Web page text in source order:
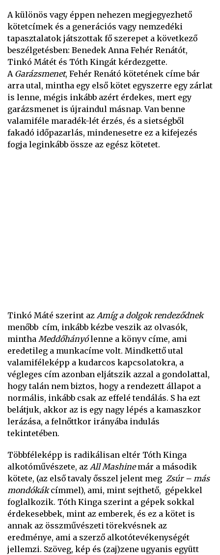
A különös vagy éppen nehezen megjegyezhető
kötetcímek és a generációs vagy nemzedéki
tapasztalatok játszottak fő szerepet a következő
beszélgetésben: Benedek Anna Fehér Renátót,
Tinkó Mátét és Tóth Kingát kérdezgette.
A Garázsmenet, Fehér Renátó kötetének címe bár
arra utal, mintha egy első kötet egyszerre egy zárlat
is lenne, mégis inkább azért érdekes, mert egy
garázsmenet is újraindul másnap. Van benne
valamiféle maradék-lét érzés, és a sietségből
fakadó időpazarlás, mindenesetre ez a kifejezés
fogja leginkább össze az egész kötetet.
Tinkó Máté szerint az Amíg a dolgok rendeződnek
menőbb cím, inkább kézbe veszik az olvasók,
mintha Meddőhányólenne a könyv címe, ami
eredetileg a munkacíme volt. Mindkettő utal
valamiféleképp a kudarcos kapcsolatokra, a
végleges cím azonban eljátszik azzal a gondolattal,
hogy talán nem biztos, hogy a rendezett állapot a
normális, inkább csak az effelé tendálás. S ha ezt
belátjuk, akkor az is egy nagy lépés a kamaszkor
lerázása, a felnőttkor irányába indulás
tekintetében.
Többféleképp is radikálisan eltér Tóth Kinga
alkotóművészete, az All Mashinemár a második
kötete, (az első tavaly ősszel jelent meg Zsúr – más
mondókákcímmel), ami, mint sejthető, gépekkel
foglalkozik. Tóth Kinga szerint a gépek sokkal
érdekesebbek, mint az emberek, és ez a kötet is
annak az összművészeti törekvésnek az
eredménye, ami a szerző alkotótevékenységét
jellemzi. Szöveg, kép és (zaj)zene ugyanis együtt